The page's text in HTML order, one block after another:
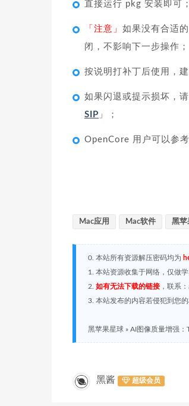
直接运行 pkg 安装即可；
「注意」 如果没有合适
闭，不影响下一步操作；
按说明打补丁后使用，
如果闪退或提示损坏，请
SIP 」；
OpenCore 用户可以参考
Mac应用 Mac软件 黑苹
0. 本站所有资源解压密码均为
1. 本站资源收集于网络，仅做
2. 如有无法下载的链接，联系
3. 本站发布的内容若侵犯到您
黑苹果星球 » AI图像质量增强：
黑酱 超级会员